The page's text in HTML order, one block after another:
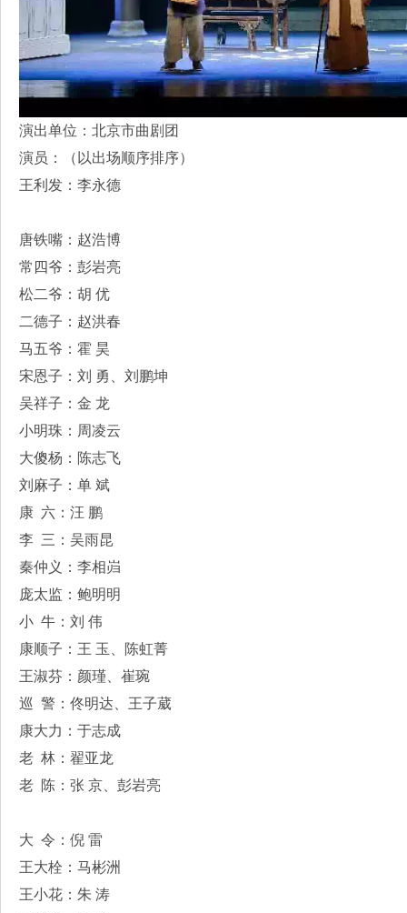
演出单位：北京市曲剧团
演员：（以出场顺序排序）
王利发：李永德
唐铁嘴：赵浩博
常四爷：彭岩亮
松二爷：胡 优
二德子：赵洪春
马五爷：霍 昊
宋恩子：刘 勇、刘鹏坤
吴祥子：金 龙
小明珠：周凌云
大傻杨：陈志飞
刘麻子：单 斌
康 六：汪 鹏
李 三：吴雨昆
秦仲义：李相岿
庞太监：鲍明明
小 牛：刘 伟
康顺子：王 玉、陈虹菁
王淑芬：颜瑾、崔琬
巡 警：佟明达、王子葳
康大力：于志成
老 林：翟亚龙
老 陈：张 京、彭岩亮
大 令：倪 雷
王大栓：马彬洲
王小花：朱 涛